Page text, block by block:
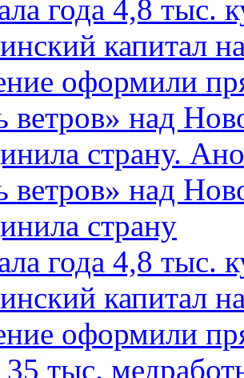
года 4,8 тыс.
капитал
оформили
ветров» над
страну.
ветров» над
страну
года 4,8 тыс.
капитал
оформили
35 тыс.